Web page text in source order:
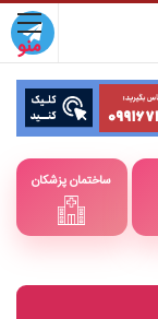
ساختمان پزشکان